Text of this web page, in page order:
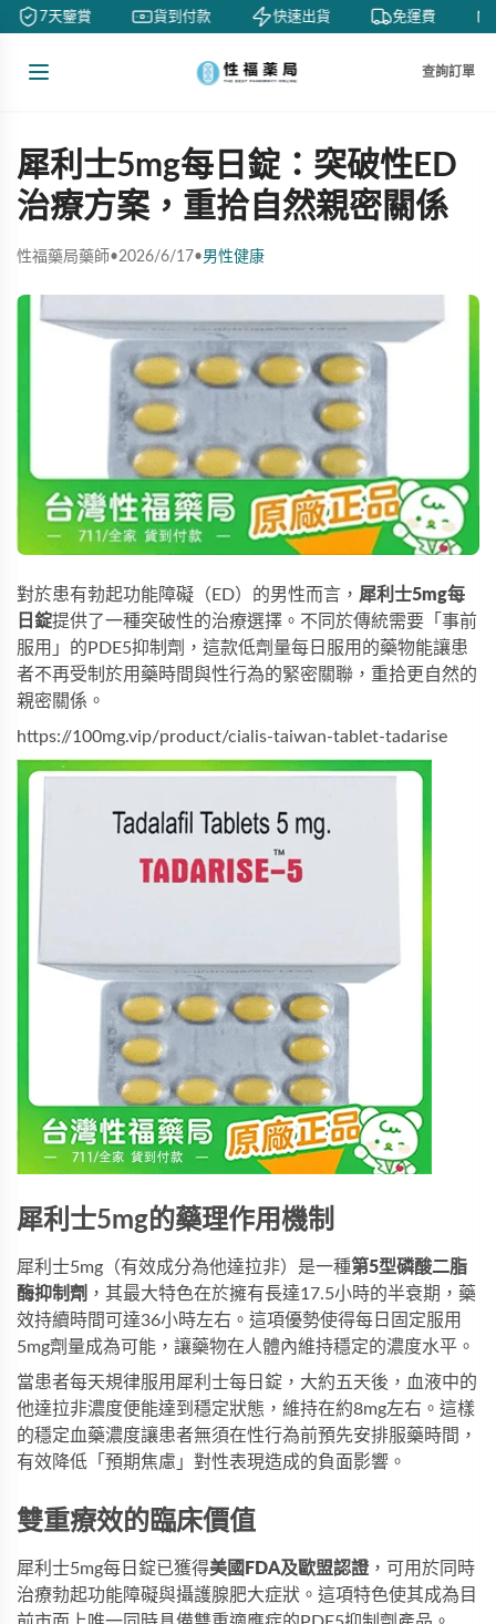
7天鑒賞 貨到付款 快速出貨 免運費
查詢訂單
犀利士5mg每日錠：突破性ED
治療方案，重拾自然親密關係
性福藥局藥師•2026/6/17•男性健康
對於患有勃起功能障礙（ED）的男性而言， 犀利士5mg每
日錠提供了一種突破性的治療選擇。不同於傳統需要「事前
服用」的PDE5抑制劑，這款低劑量每日服用的藥物能讓患
者不再受制於用藥時間與性行為的緊密關聯，重拾更自然的
親密關係。
https://100mg.vip/product/cialis-taiwan-tablet-tadarise
犀利士5mg的藥理作用機制
犀利士5mg （有效成分為他達拉非）是一種第5型磷酸二脂
酶抑制劑 ，其最大特色在於擁有長達17.5小時的半衰期，藥
效持續時間可達36小時左右。這項優勢使得每日固定服用
5mg劑量成為可能，讓藥物在人體內維持穩定的濃度水平。
當患者每天規律服用 犀利士每日錠 ，大約五天後，血液中的
他達拉非濃度便能達到穩定狀態，維持在約8mg左右。這樣
的穩定血藥濃度讓患者無須在性行為前預先安排服藥時間，
有效降低「預期焦慮」對性表現造成的負面影響。
雙重療效的臨床價值
犀利士5mg每日錠已獲得美國FDA及歐盟認證 ，可用於同時
治療勃起功能障礙與攝護腺肥大症狀。這項特色使其成為目